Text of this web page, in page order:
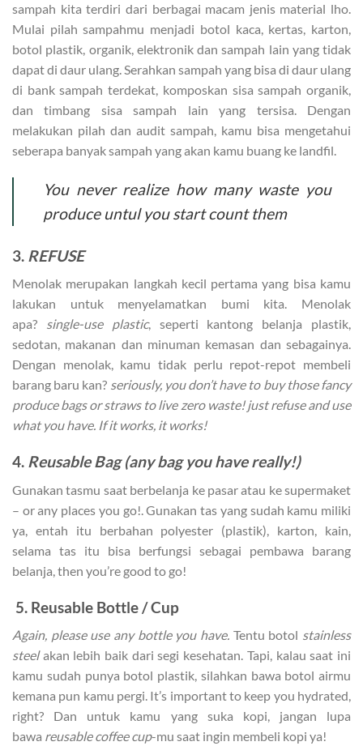
sampah kita terdiri dari berbagai macam jenis material lho.
Mulai pilah sampahmu menjadi botol kaca, kertas, karton,
botol plastik, organik, elektronik dan sampah lain yang tidak
dapat di daur ulang. Serahkan sampah yang bisa di daur ulang
di bank sampah terdekat, komposkan sisa sampah organik,
dan timbang sisa sampah lain yang tersisa. Dengan
melakukan pilah dan audit sampah, kamu bisa mengetahui
seberapa banyak sampah yang akan kamu buang ke landfil.
You never realize how many waste you
produce untul you start count them
3. REFUSE
Menolak merupakan langkah kecil pertama yang bisa kamu
lakukan untuk menyelamatkan bumi kita. Menolak
apa? single-use plastic, seperti kantong belanja plastik,
sedotan, makanan dan minuman kemasan dan sebagainya.
Dengan menolak, kamu tidak perlu repot-repot membeli
barang baru kan? seriously, you don’t have to buy those fancy
produce bags or straws to live zero waste! just refuse and use
what you have. If it works, it works!
4. Reusable Bag (any bag you have really!)
Gunakan tasmu saat berbelanja ke pasar atau ke supermaket
– or any places you go!. Gunakan tas yang sudah kamu miliki
ya, entah itu berbahan polyester (plastik), karton, kain,
selama tas itu bisa berfungsi sebagai pembawa barang
belanja, then you’re good to go!
5. Reusable Bottle / Cup
Again, please use any bottle you have. Tentu botol stainless
steelakan lebih baik dari segi kesehatan. Tapi, kalau saat ini
kamu sudah punya botol plastik, silahkan bawa botol airmu
kemana pun kamu pergi. It’s important to keep you hydrated,
right? Dan untuk kamu yang suka kopi, jangan lupa
bawa reusable coffee cup-mu saat ingin membeli kopi ya!